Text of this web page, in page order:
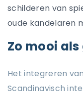
schilderen van
oude kandelaren
Zo mooi
Het integreren
Scandinavisch